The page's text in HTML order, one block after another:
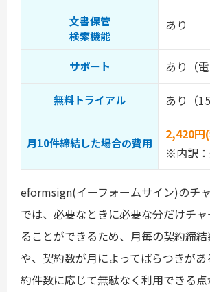
文書保管
検索機能
あり
サポート あり（
無料トライアル あり（
月10件締結した場合の費用
2,420円
※内訳
eformsign(イーフォームサイン)のチ
では、必要なときに必要な分だけチ
ることができるため、月毎の契約締
や、契約数が月によってばらつきが
約件数に応じて無駄なく利用できる点